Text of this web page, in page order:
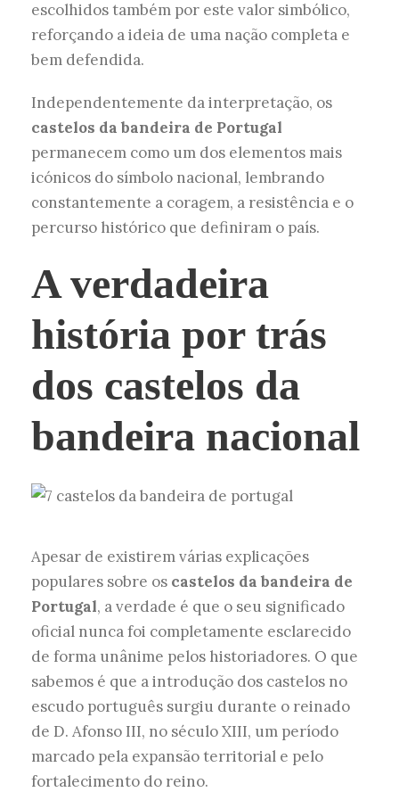
escolhidos também por este valor simbólico,
reforçando a ideia de uma nação completa e
bem defendida.
Independentemente da interpretação, os
castelos da bandeira de Portugal
permanecem como um dos elementos mais
icónicos do símbolo nacional, lembrando
constantemente a coragem, a resistência e o
percurso histórico que definiram o país.
A verdadeira
história por trás
dos castelos da
bandeira nacional
Apesar de existirem várias explicações
populares sobre os castelos da bandeira de
Portugal, a verdade é que o seu significado
oficial nunca foi completamente esclarecido
de forma unânime pelos historiadores. O que
sabemos é que a introdução dos castelos no
escudo português surgiu durante o reinado
de D. Afonso III, no século XIII, um período
marcado pela expansão territorial e pelo
fortalecimento do reino.